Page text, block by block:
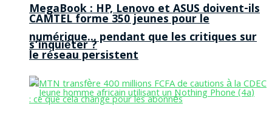
MegaBook : HP, Lenovo et ASUS doivent-ils
s’inquiéter ?
CAMTEL forme 350 jeunes pour le
numérique… pendant que les critiques sur
le réseau persistent